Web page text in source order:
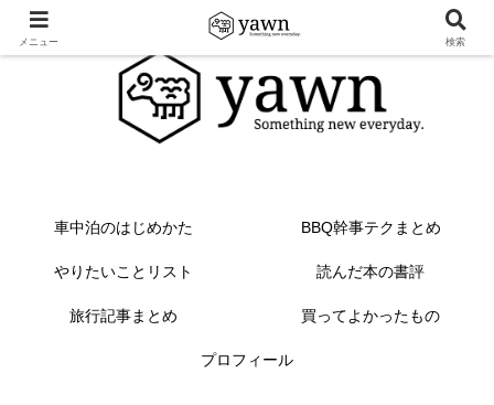
車中泊のはじめかた BBQ幹事テクまとめ
やりたいことリスト 読んだ本の書評
旅行記事まとめ 買ってよかったもの
プロフィール
メニュー 検索